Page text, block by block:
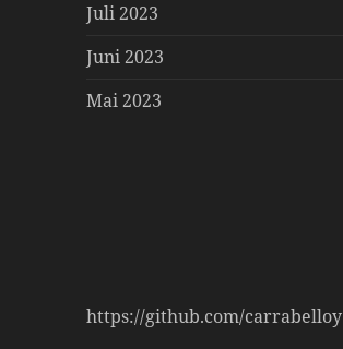
Juli 2023
Juni 2023
Mai 2023
https://github.com/carrabelloy